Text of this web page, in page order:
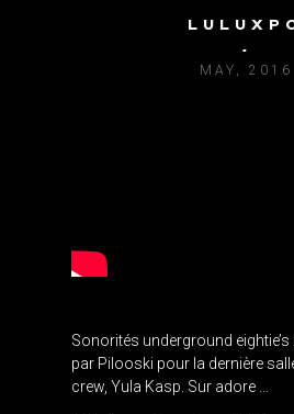
MAY, 2016
Sonorités underground
par Pilooski pour la dernière
crew, Yula Kasp. Sur adore …